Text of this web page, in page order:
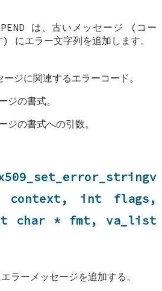
は、古いメッセージ (コー
) にエラー文字列を追加します。
ジに関連するエラーコード。
の書式。
ジの書式への引数。
context, int flags,
char * fmt, va_list
ラーメッセージを追加する。